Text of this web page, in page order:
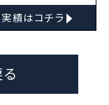
績はコチラ ▸